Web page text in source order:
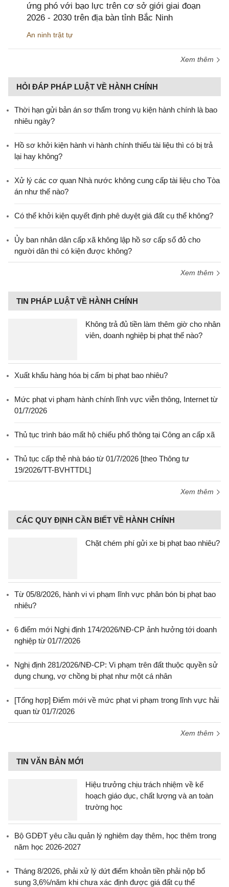
ứng phó với bạo lực trên cơ sở giới giai đoạn
2026 - 2030 trên địa bàn tỉnh Bắc Ninh
An ninh trật tự
Xem thêm
HỎI ĐÁP PHÁP LUẬT VỀ HÀNH CHÍNH
Thời hạn gửi bản án sơ thẩm trong vụ kiện hành chính là bao
nhiêu ngày?
Hồ sơ khởi kiện hành vi hành chính thiếu tài liệu thì có bị trả
lại hay không?
Xử lý các cơ quan Nhà nước không cung cấp tài liệu cho Tòa
án như thế nào?
Có thể khởi kiện quyết định phê duyệt giá đất cụ thể không?
Ủy ban nhân dân cấp xã không lập hồ sơ cấp sổ đỏ cho
người dân thì có kiện được không?
Xem thêm
TIN PHÁP LUẬT VỀ HÀNH CHÍNH
Không trả đủ tiền làm thêm giờ cho nhân
viên, doanh nghiệp bị phạt thế nào?
Xuất khẩu hàng hóa bị cấm bị phạt bao nhiêu?
Mức phạt vi phạm hành chính lĩnh vực viễn thông, Internet từ
01/7/2026
Thủ tục trình báo mất hộ chiếu phổ thông tại Công an cấp xã
Thủ tục cấp thẻ nhà báo từ 01/7/2026 [theo Thông tư
19/2026/TT-BVHTTDL]
Xem thêm
CÁC QUY ĐỊNH CẦN BIẾT VỀ HÀNH CHÍNH
Chặt chém phí gửi xe bị phạt bao nhiêu?
Từ 05/8/2026, hành vi vi phạm lĩnh vực phân bón bị phạt bao
nhiêu?
6 điểm mới Nghị định 174/2026/NĐ-CP ảnh hưởng tới doanh
nghiệp từ 01/7/2026
Nghị định 281/2026/NĐ-CP: Vi phạm trên đất thuộc quyền sử
dụng chung, vợ chồng bị phạt như một cá nhân
[Tổng hợp] Điểm mới về mức phạt vi phạm trong lĩnh vực hải
quan từ 01/7/2026
Xem thêm
TIN VĂN BẢN MỚI
Hiệu trưởng chịu trách nhiệm về kế
hoạch giáo dục, chất lượng và an toàn
trường học
Bộ GDĐT yêu cầu quản lý nghiêm dạy thêm, học thêm trong
năm học 2026-2027
Tháng 8/2026, phải xử lý dứt điểm khoản tiền phải nộp bổ
sung 3,6%/năm khi chưa xác định được giá đất cụ thể